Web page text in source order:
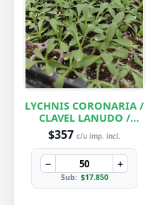
LYCHNIS CORONARIA /
CLAVEL LANUDO /
ABUELA
$357 c/u imp. incl.
− +
Sub: $17.850